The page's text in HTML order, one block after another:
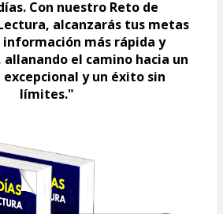
Con nuestro Reto de
alcanzarás tus metas
información más rápida y
el camino hacia un
y un éxito sin
límites."